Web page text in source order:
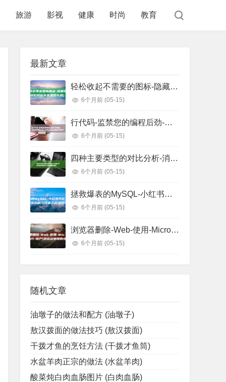
旅游 影视 健康 时尚 教育
最新文章
轻松收起不需要的图标-隐藏任务栏图标 (轻松收起不需要的东西)
6个月前 (05-15)
行代码-监禁您的编程后劲-把握这些正则表白式-少写1000 (监狱代码几位数)
6个月前 (05-15)
四种主要类型的对比分析-消息队列选型指南 (四种主要类型信用证)
6个月前 (05-15)
拯救爆表的MySQL-小红书万亿级存储系统自研与迁移之路 (拯救爆戾男主)
6个月前 (05-15)
浏览器删除-Web-使用-Microsoft-账户 (浏览器删除的视频怎么找回)
6个月前 (05-15)
随机文章
油墩子的做法和配方 (油墩子)
敖汉拨面的做法技巧 (敖汉拨面)
干拨才鱼的烹饪方法 (干拨才鱼筒)
水盆羊肉正宗的做法 (水盆羊肉)
酸菜炖白肉血肠图片 (白肉血肠)